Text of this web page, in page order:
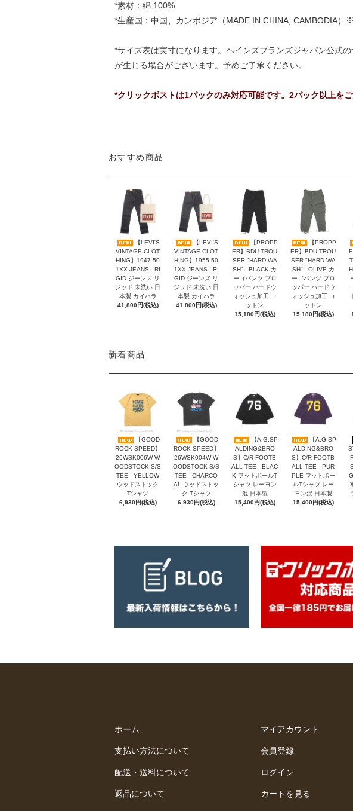
*素材：綿 100%
*生産国：中国、カンボジア（MADE IN CHINA, CAMBODIA
*サイズ表は実寸になります。ヘインズブランズジャパン公式
が生じる場合がございます。予めご了承ください。
*クリックポストは1パックのみ対応可能です。2パック以上を
おすすめ商品
【LEVI'S
VINTAGE CLOT
HING】1947 50
1XX JEANS - RI
GID ジーンズ リ
ジッド 未洗い 日
本製 カイハラ
41,800円(税込)
【LEVI'S
VINTAGE CLOT
HING】1955 50
1XX JEANS - RI
GID ジーンズ リ
ジッド 未洗い 日
本製 カイハラ
41,800円(税込)
【PROPP
ER】BDU TROU
SER "HARD WA
SH" - BLACK カ
ーゴパンツ プロ
ッパー ハードウ
ォッシュ加工 コ
ットン
15,180円(税込)
【PROPP
ER】BDU TROU
SER "HARD WA
SH" - OLIVE カ
ーゴパンツ プロ
ッパー ハードウ
ォッシュ加工 コ
ットン
15,180円(税込)
新着商品
【GOOD
ROCK SPEED】
26WSK006W W
OODSTOCK S/S
TEE - YELLOW
ウッドストック
Tシャツ
6,930円(税込)
【GOOD
ROCK SPEED】
26WSK004W W
OODSTOCK S/S
TEE - CHARCO
AL ウッドストッ
ク Tシャツ
6,930円(税込)
【A.G.SP
ALDING&BRO
S】C/R FOOTB
ALL TEE - BLAC
K フットボールT
シャツ レーヨン
混 日本製
15,400円(税込)
【A.G.SP
ALDING&BRO
S】C/R FOOTB
ALL TEE - PUR
PLE フットボー
ルTシャツ レー
ヨン混 日本製
15,400円(税込)
ホーム
支払い方法について
配送・送料について
返品について
マイアカウント
会員登録
ログイン
カートを見る